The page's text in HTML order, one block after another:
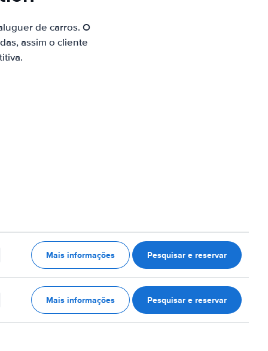
de carros. O
assim o cliente
Mais informações Pesquisar e reservar
Mais informações Pesquisar e reservar